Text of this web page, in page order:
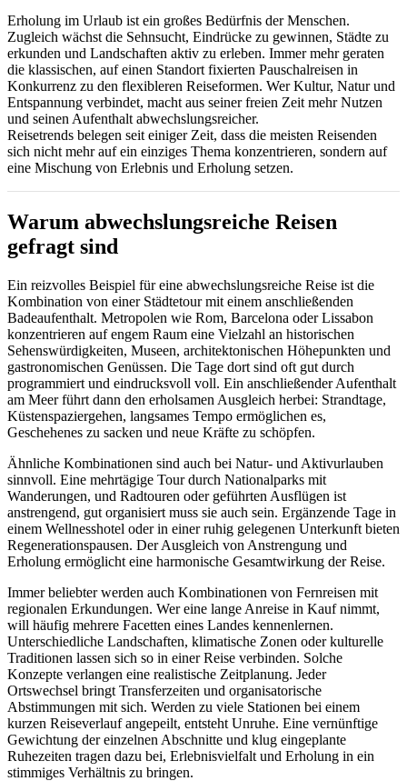
Erholung im Urlaub ist ein großes Bedürfnis der Menschen.
Zugleich wächst die Sehnsucht, Eindrücke zu gewinnen, Städte zu
erkunden und Landschaften aktiv zu erleben. Immer mehr geraten
die klassischen, auf einen Standort fixierten Pauschalreisen in
Konkurrenz zu den flexibleren Reiseformen. Wer Kultur, Natur und
Entspannung verbindet, macht aus seiner freien Zeit mehr Nutzen
und seinen Aufenthalt abwechslungsreicher.
Reisetrends belegen seit einiger Zeit, dass die meisten Reisenden
sich nicht mehr auf ein einziges Thema konzentrieren, sondern auf
eine Mischung von Erlebnis und Erholung setzen.
Warum abwechslungsreiche Reisen
gefragt sind
Ein reizvolles Beispiel für eine abwechslungsreiche Reise ist die
Kombination von einer Städtetour mit einem anschließenden
Badeaufenthalt. Metropolen wie Rom, Barcelona oder Lissabon
konzentrieren auf engem Raum eine Vielzahl an historischen
Sehenswürdigkeiten, Museen, architektonischen Höhepunkten und
gastronomischen Genüssen. Die Tage dort sind oft gut durch
programmiert und eindrucksvoll voll. Ein anschließender Aufenthalt
am Meer führt dann den erholsamen Ausgleich herbei: Strandtage,
Küstenspaziergehen, langsames Tempo ermöglichen es,
Geschehenes zu sacken und neue Kräfte zu schöpfen.
Ähnliche Kombinationen sind auch bei Natur- und Aktivurlauben
sinnvoll. Eine mehrtägige Tour durch Nationalparks mit
Wanderungen, und Radtouren oder geführten Ausflügen ist
anstrengend, gut organisiert muss sie auch sein. Ergänzende Tage in
einem Wellnesshotel oder in einer ruhig gelegenen Unterkunft bieten
Regenerationspausen. Der Ausgleich von Anstrengung und
Erholung ermöglicht eine harmonische Gesamtwirkung der Reise.
Immer beliebter werden auch Kombinationen von Fernreisen mit
regionalen Erkundungen. Wer eine lange Anreise in Kauf nimmt,
will häufig mehrere Facetten eines Landes kennenlernen.
Unterschiedliche Landschaften, klimatische Zonen oder kulturelle
Traditionen lassen sich so in einer Reise verbinden. Solche
Konzepte verlangen eine realistische Zeitplanung. Jeder
Ortswechsel bringt Transferzeiten und organisatorische
Abstimmungen mit sich. Werden zu viele Stationen bei einem
kurzen Reiseverlauf angepeilt, entsteht Unruhe. Eine vernünftige
Gewichtung der einzelnen Abschnitte und klug eingeplante
Ruhezeiten tragen dazu bei, Erlebnisvielfalt und Erholung in ein
stimmiges Verhältnis zu bringen.